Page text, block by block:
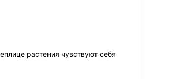
растения чувствуют себя